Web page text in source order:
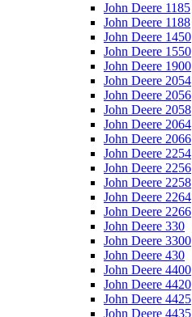
John Deere 1185
John Deere 1188
John Deere 1450
John Deere 1550
John Deere 1900
John Deere 2054
John Deere 2056
John Deere 2058
John Deere 2064
John Deere 2066
John Deere 2254
John Deere 2256
John Deere 2258
John Deere 2264
John Deere 2266
John Deere 330
John Deere 3300
John Deere 430
John Deere 4400
John Deere 4420
John Deere 4425
John Deere 4435